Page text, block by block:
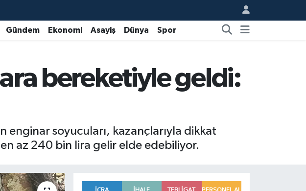
Gündem Ekonomi Asayiş Dünya Spor
bereketiyle geldi:
enginar soyucuları, kazançlarıyla dikkat
az 240 bin lira gelir elde edebiliyor.